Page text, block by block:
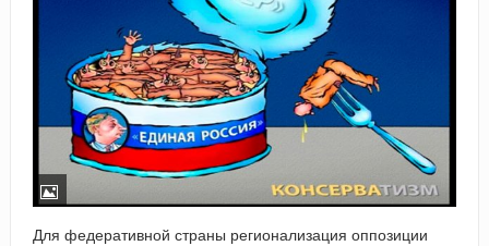
Для федеративной страны регионализация оппозиции